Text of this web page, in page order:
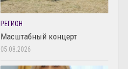
РЕГИОН
Масштабный концерт
05.08.2026